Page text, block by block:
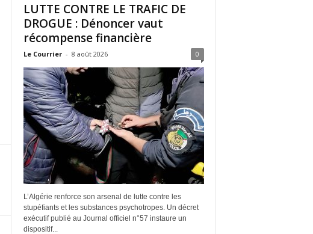
LUTTE CONTRE LE TRAFIC DE
DROGUE : Dénoncer vaut
récompense financière
Le Courrier - 8 août 2026 0
L’Algérie renforce son arsenal de lutte contre les
stupéfiants et les substances psychotropes. Un décret
exécutif publié au Journal officiel n°57 instaure un
dispositif...